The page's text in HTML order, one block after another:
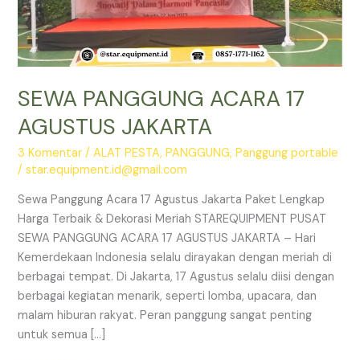
SEWA PANGGUNG ACARA 17
AGUSTUS JAKARTA
3 Komentar /ALAT PESTA,PANGGUNG,Panggung portable
/star.equipment.id@gmail.com
Sewa Panggung Acara 17 Agustus Jakarta Paket Lengkap
Harga Terbaik & Dekorasi Meriah STAREQUIPMENT PUSAT
SEWA PANGGUNG ACARA 17 AGUSTUS JAKARTA – Hari
Kemerdekaan Indonesia selalu dirayakan dengan meriah di
berbagai tempat. Di Jakarta, 17 Agustus selalu diisi dengan
berbagai kegiatan menarik, seperti lomba, upacara, dan
malam hiburan rakyat. Peran panggung sangat penting
untuk semua […]